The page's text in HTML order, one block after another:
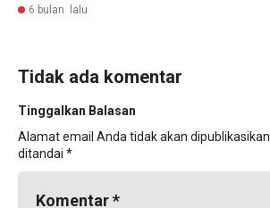
6 bulan lalu
Tidak ada komentar
Tinggalkan Balasan
Alamat email Anda tidak akan dipublikasikan.
ditandai *
Komentar*